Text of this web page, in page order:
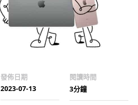
發佈日期
2023-07-13
閱讀時間
3分鐘